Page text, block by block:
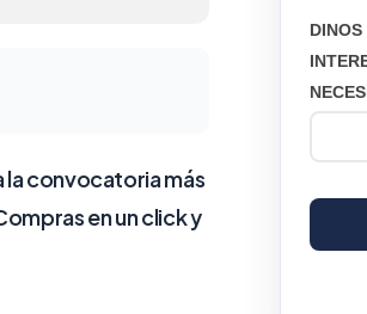
la convocatoria más
en un click y